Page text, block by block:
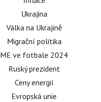
Ukrajina
Válka na Ukrajině
Migrační politika
ME ve fotbale 2024
Ruský prezident
Ceny energií
Evropská unie